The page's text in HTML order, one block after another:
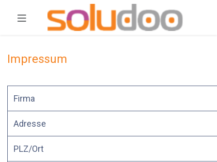
Impressum
Firma
Adresse
PLZ/Ort